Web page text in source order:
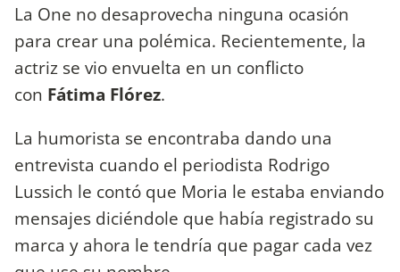
La One no desaprovecha ninguna ocasión
para crear una polémica. Recientemente, la
actriz se vio envuelta en un conflicto
con Fátima Flórez.
La humorista se encontraba dando una
entrevista cuando el periodista Rodrigo
Lussich le contó que Moria le estaba enviando
mensajes diciéndole que había registrado su
marca y ahora le tendría que pagar cada vez